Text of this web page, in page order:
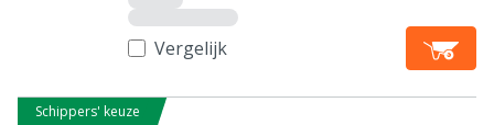
Vergelijk
Schippers' keuze